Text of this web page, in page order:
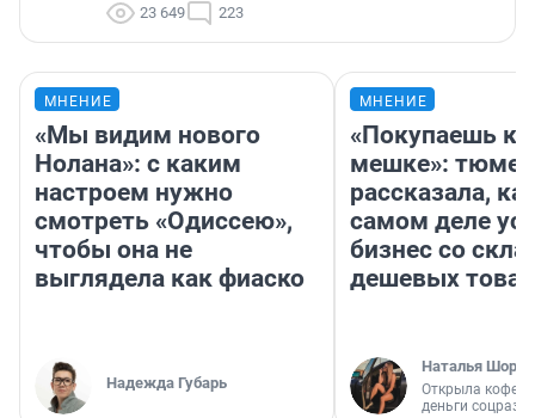
23 649 223
МНЕНИЕ
«Мы видим нового
Нолана»: с каким
настроем нужно
смотреть «Одиссею»,
чтобы она не
выглядела как фиаско
Надежда Губарь
МНЕНИЕ
«Покупаешь
мешке»:
рассказала,
самом деле
бизнес со
дешевых
Наталья
Открыла
деньги